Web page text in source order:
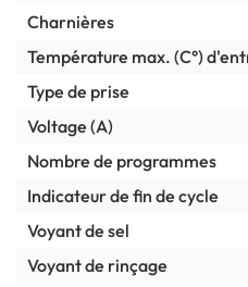
Charnières
Température max. (C°)
Type de prise
Voltage (A)
Nombre de programmes
Indicateur de fin de cycle
Voyant de sel
Voyant de rinçage